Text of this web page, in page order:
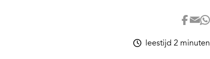
leestijd 2 minuten